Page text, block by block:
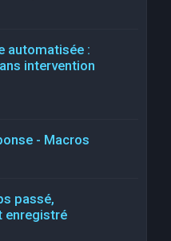
automatisée :
intervention
- Macros
passé,
enregistré